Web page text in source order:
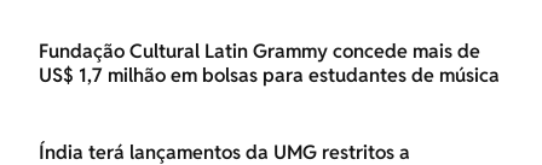
Fundação Cultural Latin Grammy concede mais de
US$ 1,7 milhão em bolsas para estudantes de música
Índia terá lançamentos da UMG restritos a